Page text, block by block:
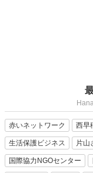
赤いネットワーク 西早
生活保護ビジネス 片山
国際協力NGOセンター